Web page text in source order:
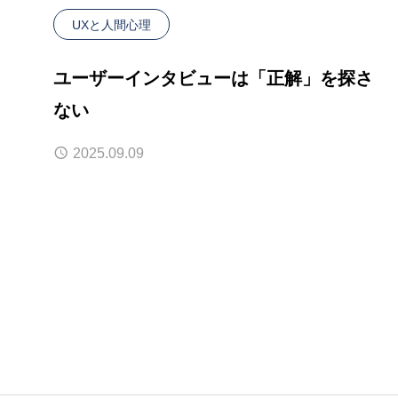
UXと人間心理
ユーザーインタビューは「正解」を探さ
ない
2025.09.09